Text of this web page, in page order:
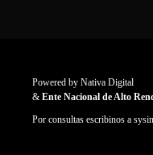
Powered by Nativa Digital
& Ente Nacional de Alto
Por consultas escribinos a